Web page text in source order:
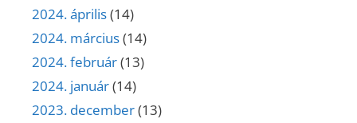
2024. április(14)
2024. március(14)
2024. február(13)
2024. január(14)
2023. december(13)